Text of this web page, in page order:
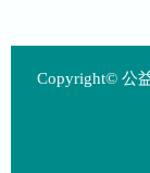
Copyright© 公